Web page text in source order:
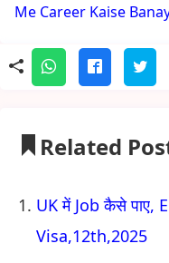
Me Career Kaise
Related
UK में Job कैसे पाए,
Visa,12th,2025